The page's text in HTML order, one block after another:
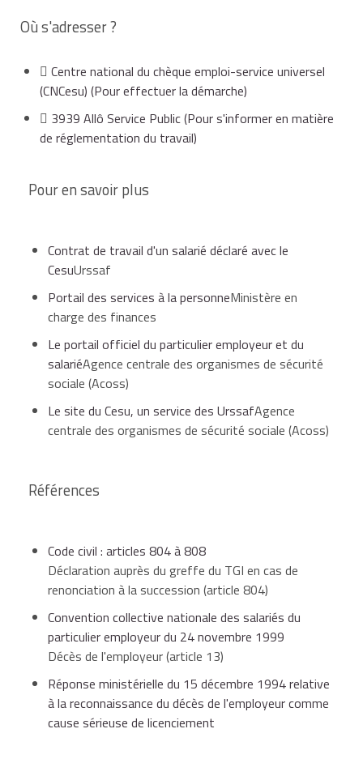
copie de l'acte de décès et des coordonnées du
notaire chargé de la succession).
Le salarié peutsaisir le tribunal de grande instancedu
dernier domicile du défunt pour que le juge désigne un
procédure de licenciement.
Où s'adresser ?
Centre national du chèque emploi-service universel
(CNCesu) (Pour effectuer la démarche)
3939 Allô Service Public(Pour s'informer en matière
de réglementation du travail)
Pour en savoir plus
Contrat de travail d'un salarié déclaré avec le
CesuUrssaf
Portail des services à la personneMinistère en
charge des finances
Le portail officiel du particulier employeur et du
salariéAgence centrale des organismes de sécurité
sociale (Acoss)
Le site du Cesu, un service des UrssafAgence
centrale des organismes de sécurité sociale (Acoss)
Références
Code civil : articles 804 à 808
Déclaration auprès du greffe du TGI en cas de
renonciation à la succession (article 804)
Convention collective nationale des salariés du
particulier employeur du 24 novembre 1999
Décès de l'employeur (article 13)
Réponse ministérielle du 15 décembre 1994 relative
à la reconnaissance du décès de l'employeur comme
cause sérieuse de licenciement